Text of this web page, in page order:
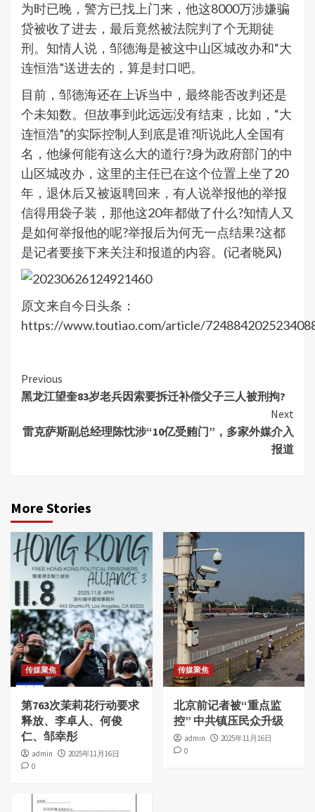
为时已晚，警方已找上门来，他这8000万涉嫌骗
贷被收了进去，最后竟然被法院判了个无期徒
刑。知情人说，邹德海是被这中山区城改办和“大
连恒浩”送进去的，算是封口吧。
目前，邹德海还在上诉当中，最终能否改判还是
个未知数。但故事到此远远没有结束，比如，“大
连恒浩”的实际控制人到底是谁?听说此人全国有
名，他缘何能有这么大的道行?身为政府部门的中
山区城改办，这里的主任已在这个位置上坐了20
年，退休后又被返聘回来，有人说举报他的举报
信得用袋子装，那他这20年都做了什么?知情人又
是如何举报他的呢?举报后为何无一点结果?这都
是记者要接下来关注和报道的内容。(记者晓风)
原文来自今日头条：
https://www.toutiao.com/article/
Continue
Reading
Previous
黑龙江望奎83岁老兵因索要拆迁补偿父子三人被刑拘?
Next
雷克萨斯副总经理陈忱涉“10亿受贿门”，多家外媒介入
报道
More Stories
传媒聚焦
第763次茉莉花行动要求
释放、李卓人、何俊
仁、邹幸彤
admin
2025年11月16日
0
传媒聚焦
北京前记者被“重点监
控” 中共镇压民众升级
admin
2025年11月16日
0